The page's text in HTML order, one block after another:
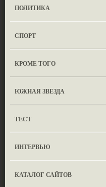
ПОЛИТИКА
СПОРТ
КРОМЕ ТОГО
ЮЖНАЯ ЗВЕЗДА
ТЕСТ
ИНТЕРВЬЮ
КАТАЛОГ САЙТОВ